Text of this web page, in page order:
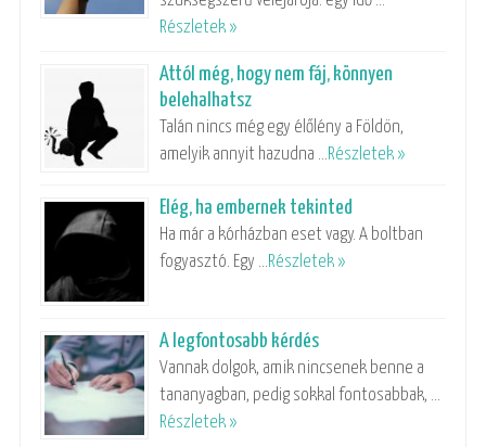
Részletek »
Attól még, hogy nem fáj, könnyen
belehalhatsz
Talán nincs még egy élőlény a Földön,
amelyik annyit hazudna …Részletek »
Elég, ha embernek tekinted
Ha már a kórházban eset vagy. A boltban
fogyasztó. Egy …Részletek »
A legfontosabb kérdés
Vannak dolgok, amik nincsenek benne a
tananyagban, pedig sokkal fontosabbak, …
Részletek »